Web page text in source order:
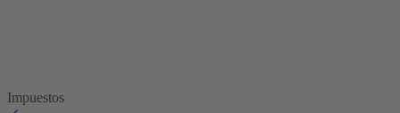
Impuestos